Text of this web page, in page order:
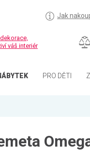
Jak
váš interiér
PRO DĚTI